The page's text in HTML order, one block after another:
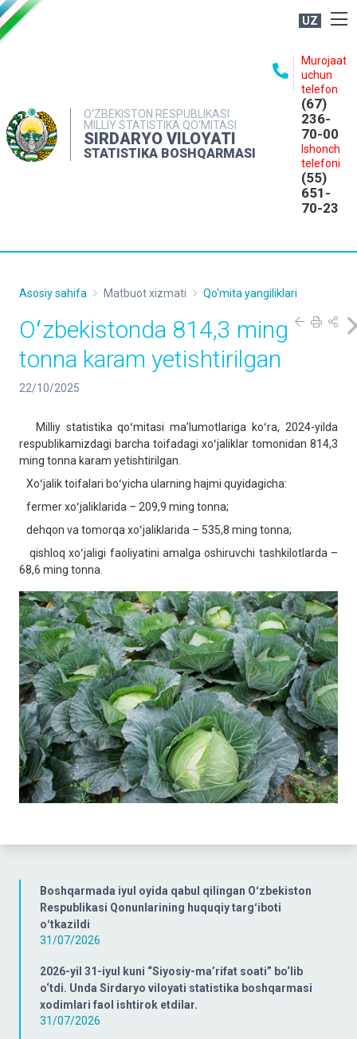
UZ
O‘ZBEKISTON RESPUBLIKASI
MILLIY STATISTIKA QO‘MITASI
SIRDARYO VILOYATI
STATISTIKA BOSHQARMASI
Murojaat
uchun
telefon
(67)
236-
70-00
Ishonch
telefoni
(55)
651-
70-23
NASHRLAR
INTERAKTIV XIZMATLAR
MATBUOT XIZMATI
Boshqarmada iyul oyida qabul qilingan Oʻzbekiston
Respublikasi Qonunlarining huquqiy targʻiboti
oʻtkazildi
31/07/2026
2026-yil 31-iyul kuni “Siyosiy-ma’rifat soati” bo‘lib
o‘tdi. Unda Sirdaryo viloyati statistika boshqarmasi
xodimlari faol ishtirok etdilar.
31/07/2026
Asosiy sahifa Matbuot xizmati Qo'mita yangiliklari
Oʻzbekistonda 814,3 ming
tonna karam yetishtirilgan
22/10/2025
Milliy statistika qoʻmitasi maʼlumotlariga koʻra, 2024-yilda
respublikamizdagi barcha toifadagi xoʻjaliklar tomonidan 814,3
ming tonna karam yetishtirilgan.
Xoʻjalik toifalari boʻyicha ularning hajmi quyidagicha:
fermer xoʻjaliklarida – 209,9 ming tonna;
dehqon va tomorqa xoʻjaliklarida – 535,8 ming tonna;
qishloq xoʻjaligi faoliyatini amalga oshiruvchi tashkilotlarda –
68,6 ming tonna.